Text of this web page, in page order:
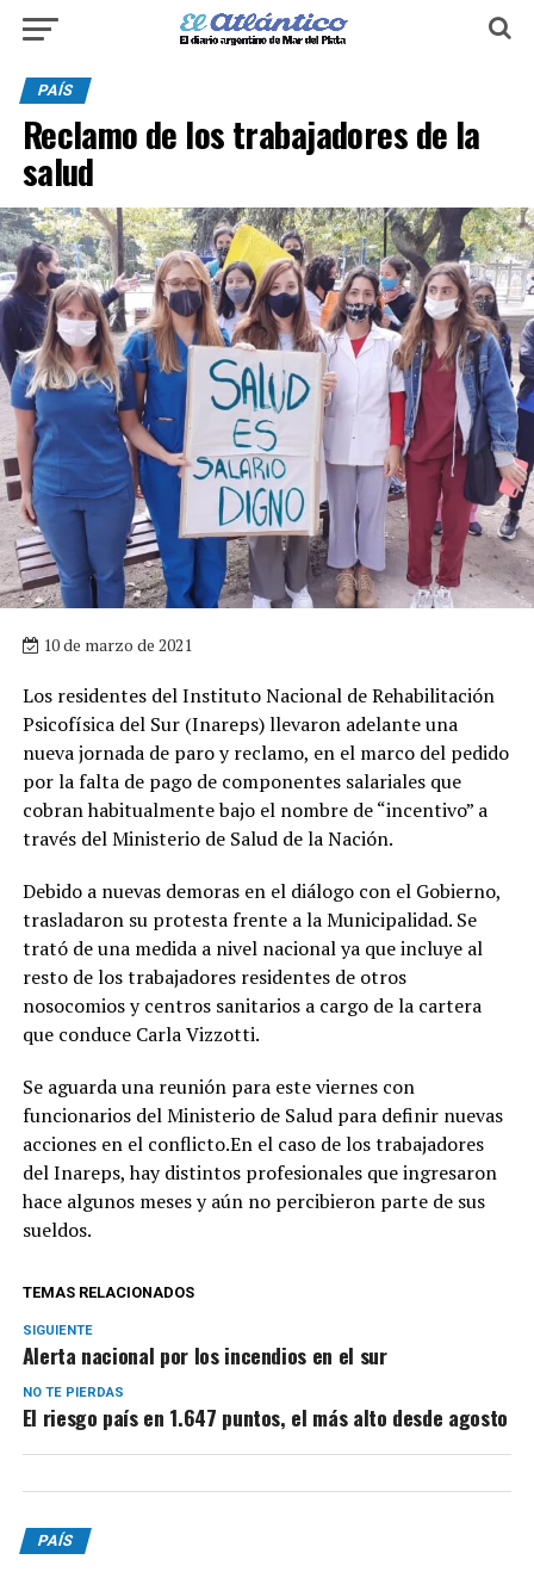
PAÍS
Reclamo de los trabajadores de la
salud
10 de marzo de 2021
Los residentes del Instituto Nacional de Rehabilitación
Psicofísica del Sur (Inareps) llevaron adelante una
nueva jornada de paro y reclamo, en el marco del pedido
por la falta de pago de componentes salariales que
cobran habitualmente bajo el nombre de “incentivo” a
través del Ministerio de Salud de la Nación.
Debido a nuevas demoras en el diálogo con el Gobierno,
trasladaron su protesta frente a la Municipalidad. Se
trató de una medida a nivel nacional ya que incluye al
resto de los trabajadores residentes de otros
nosocomios y centros sanitarios a cargo de la cartera
que conduce Carla Vizzotti.
Se aguarda una reunión para este viernes con
funcionarios del Ministerio de Salud para definir nuevas
acciones en el conflicto.En el caso de los trabajadores
del Inareps, hay distintos profesionales que ingresaron
hace algunos meses y aún no percibieron parte de sus
sueldos.
TEMAS RELACIONADOS
SIGUIENTE
Alerta nacional por los incendios en el sur
NO TE PIERDAS
El riesgo país en 1.647 puntos, el más alto desde agosto
PAÍS